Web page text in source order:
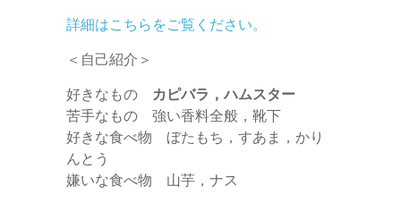
詳細はこちらをご覧ください。
＜自己紹介＞
好きなもの カピバラ，ハムスター
苦手なもの 強い香料全般，靴下
好きな食べ物 ぼたもち，すあま，かり
んとう
嫌いな食べ物 山芋，ナス